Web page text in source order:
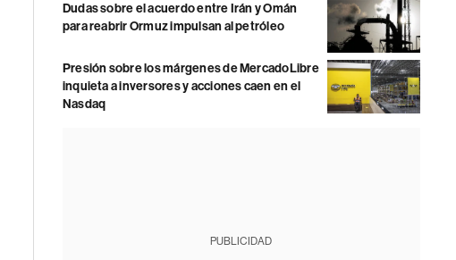
Dudas sobre el acuerdo entre Irán y Omán
para reabrir Ormuz impulsan al petróleo
Presión sobre los márgenes de MercadoLibre
inquieta a inversores y acciones caen en el
Nasdaq
PUBLICIDAD